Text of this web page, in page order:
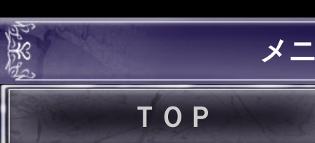
メ
ＴＯＰ